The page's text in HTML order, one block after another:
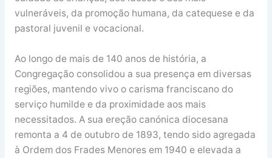
vulneráveis, da promoção humana, da catequese e da
pastoral juvenil e vocacional.
Ao longo de mais de 140 anos de história, a
Congregação consolidou a sua presença em diversas
regiões, mantendo vivo o carisma franciscano do
serviço humilde e da proximidade aos mais
necessitados. A sua ereção canónica diocesana
remonta a 4 de outubro de 1893, tendo sido agregada
à Ordem dos Frades Menores em 1940 e elevada a